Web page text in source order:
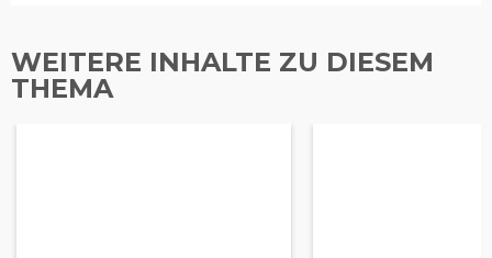
WEITERE INHALTE ZU DIESEM
THEMA